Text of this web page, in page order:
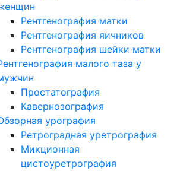
Рентгенография матки
Рентгенография яичников
Рентгенография шейки матки
малого таза у
Простатография
Кавернозография
урография
Ретроградная уретрография
Микционная
цистоуретрография